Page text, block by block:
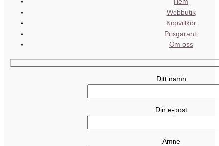
Hem
Webbutik
Köpvillkor
Prisgaranti
Om oss
Ditt namn
Din e-post
Ämne